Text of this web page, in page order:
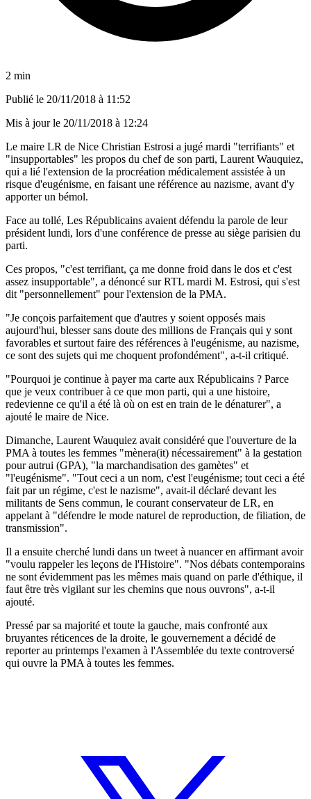
2 min
Publié le 20/11/2018 à 11:52
Mis à jour le 20/11/2018 à 12:24
Le maire LR de Nice Christian Estrosi a jugé mardi "terrifiants" et
"insupportables" les propos du chef de son parti, Laurent Wauquiez,
qui a lié l'extension de la procréation médicalement assistée à un
risque d'eugénisme, en faisant une référence au nazisme, avant d'y
apporter un bémol.
Face au tollé, Les Républicains avaient défendu la parole de leur
président lundi, lors d'une conférence de presse au siège parisien du
parti.
Ces propos, "c'est terrifiant, ça me donne froid dans le dos et c'est
assez insupportable", a dénoncé sur RTL mardi M. Estrosi, qui s'est
dit "personnellement" pour l'extension de la PMA.
"Je conçois parfaitement que d'autres y soient opposés mais
aujourd'hui, blesser sans doute des millions de Français qui y sont
favorables et surtout faire des références à l'eugénisme, au nazisme,
ce sont des sujets qui me choquent profondément", a-t-il critiqué.
"Pourquoi je continue à payer ma carte aux Républicains ? Parce
que je veux contribuer à ce que mon parti, qui a une histoire,
redevienne ce qu'il a été là où on est en train de le dénaturer", a
ajouté le maire de Nice.
Dimanche, Laurent Wauquiez avait considéré que l'ouverture de la
PMA à toutes les femmes "mènera(it) nécessairement" à la gestation
pour autrui (GPA), "la marchandisation des gamètes" et
"l'eugénisme". "Tout ceci a un nom, c'est l'eugénisme; tout ceci a été
fait par un régime, c'est le nazisme", avait-il déclaré devant les
militants de Sens commun, le courant conservateur de LR, en
appelant à "défendre le mode naturel de reproduction, de filiation, de
transmission".
Il a ensuite cherché lundi dans un tweet à nuancer en affirmant avoir
"voulu rappeler les leçons de l'Histoire". "Nos débats contemporains
ne sont évidemment pas les mêmes mais quand on parle d'éthique, il
faut être très vigilant sur les chemins que nous ouvrons", a-t-il
ajouté.
Pressé par sa majorité et toute la gauche, mais confronté aux
bruyantes réticences de la droite, le gouvernement a décidé de
reporter au printemps l'examen à l'Assemblée du texte controversé
qui ouvre la PMA à toutes les femmes.